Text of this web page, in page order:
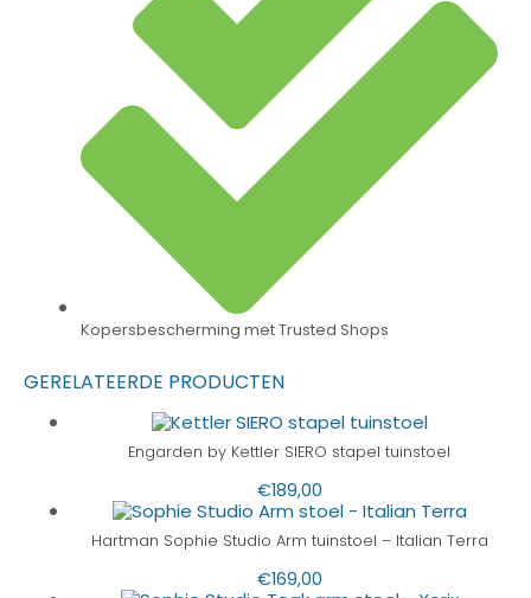
Kopersbescherming met Trusted Shops
GERELATEERDE PRODUCTEN
Engarden by Kettler SIERO stapel tuinstoel
€189,00
Hartman Sophie Studio Arm tuinstoel – Italian Terra
€169,00